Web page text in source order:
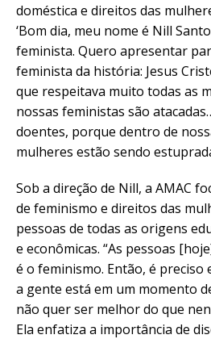
doméstica e direitos das
‘Bom dia, meu nome é Nill
feminista. Quero apresentar
feminista da história: Jesus
que respeitava muito todas as
nossas feministas são
doentes, porque dentro de
mulheres estão sendo
Sob a direção de Nill, a AMAC
de feminismo e direitos das
pessoas de todas as origens
e econômicas. “As pessoas
é o feminismo. Então, é preciso
a gente está em um momento
não quer ser melhor do que
Ela enfatiza a importância de